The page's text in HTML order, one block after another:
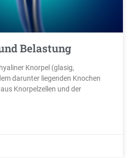
Belastung
Knorpel (glasig,
darunter liegenden Knochen
Knorpelzellen und der